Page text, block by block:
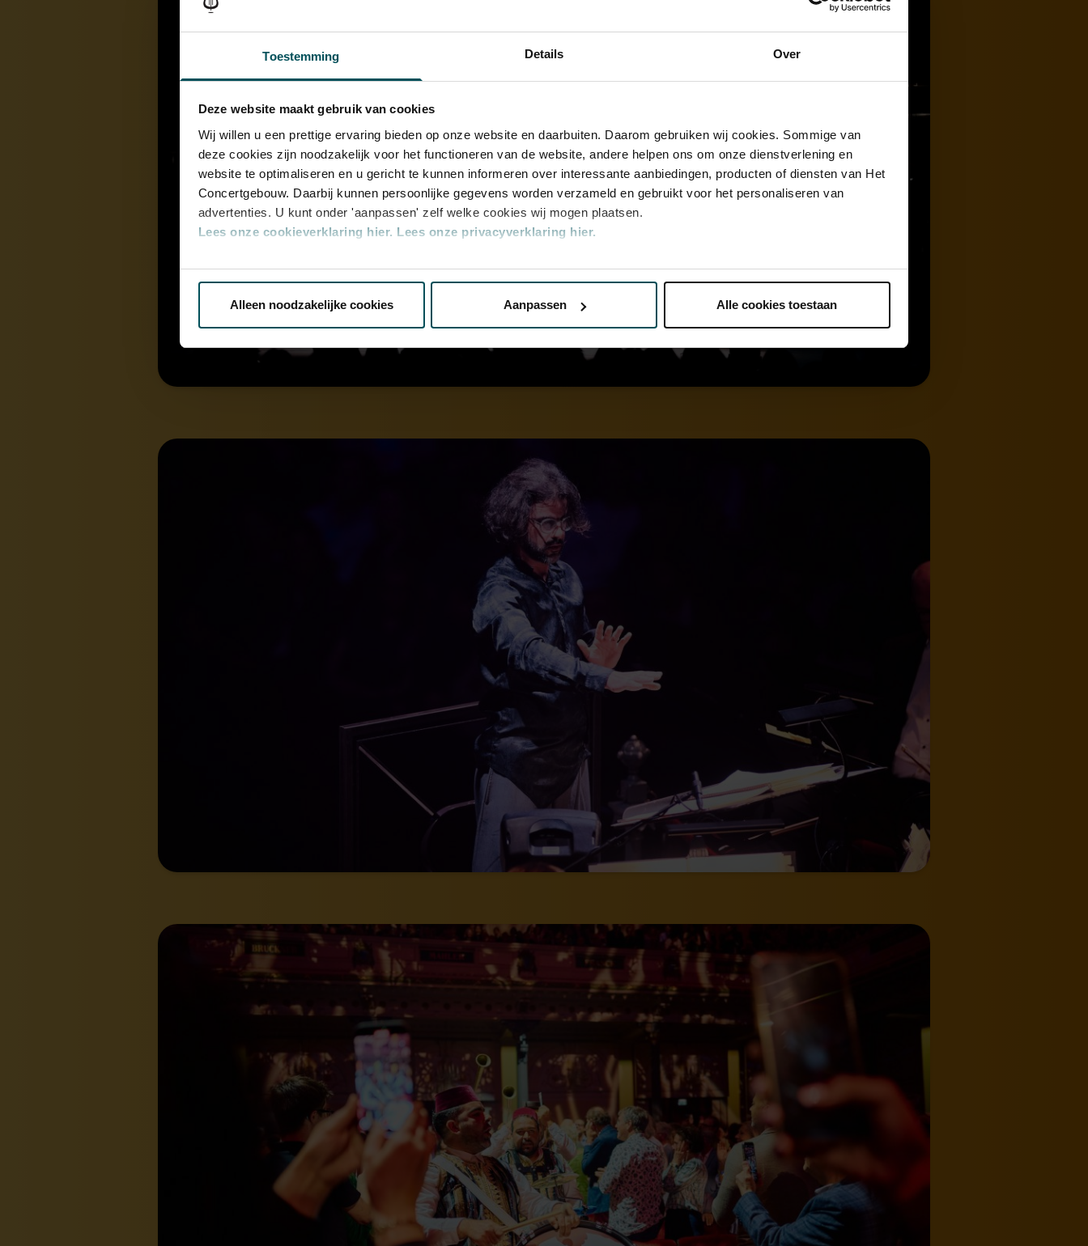
Toestemming Details Over
Deze website maakt gebruik van cookies
Wij willen u een prettige ervaring bieden op onze website en daarbuiten. Daarom gebruiken wij cookies. Sommige van
deze cookies zijn noodzakelijk voor het functioneren van de website, andere helpen ons om onze dienstverlening en
website te optimaliseren en u gericht te kunnen informeren over interessante aanbiedingen, producten of diensten van Het
Concertgebouw. Daarbij kunnen persoonlijke gegevens worden verzameld en gebruikt voor het personaliseren van
advertenties. U kunt onder 'aanpassen' zelf welke cookies wij mogen plaatsen.
Lees onze cookieverklaring hier. Lees onze privacyverklaring hier.
Via decookieverklaringop onze website kunt u uw toestemming op elk moment wijzigen of intrekken.
We werken samen met32 derdendie uw gegevens kunnen ontvangen en verwerken.
Alleen noodzakelijke cookies Aanpassen Alle cookies toestaan